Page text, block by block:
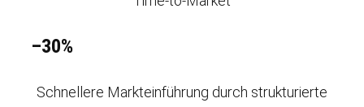
–30%
Schnellere Markteinführung durch strukturierte